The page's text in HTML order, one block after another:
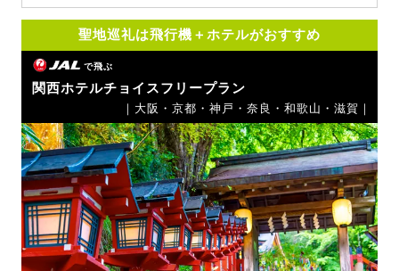
聖地巡礼は飛行機＋ホテルがおすすめ
で飛ぶ
関西ホテルチョイスフリープラン
｜大阪・京都・神戸・奈良・和歌山・滋賀｜